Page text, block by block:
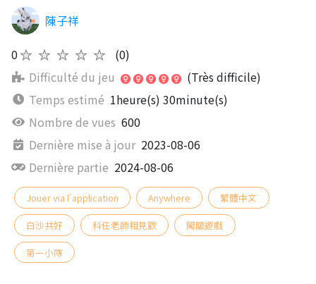
陳子祥
0★★★★★
(0)
Difficulté du jeu
(Très difficile)
Temps estimé 1heure(s) 30minute(s)
Nombre de vues 600
Dernière mise à jour 2023-08-06
Dernière partie 2024-08-06
Jouer via l'application Anywhere 繁體中文
白沙共好 科任老師相見歡 闖關遊戲
第一小隊